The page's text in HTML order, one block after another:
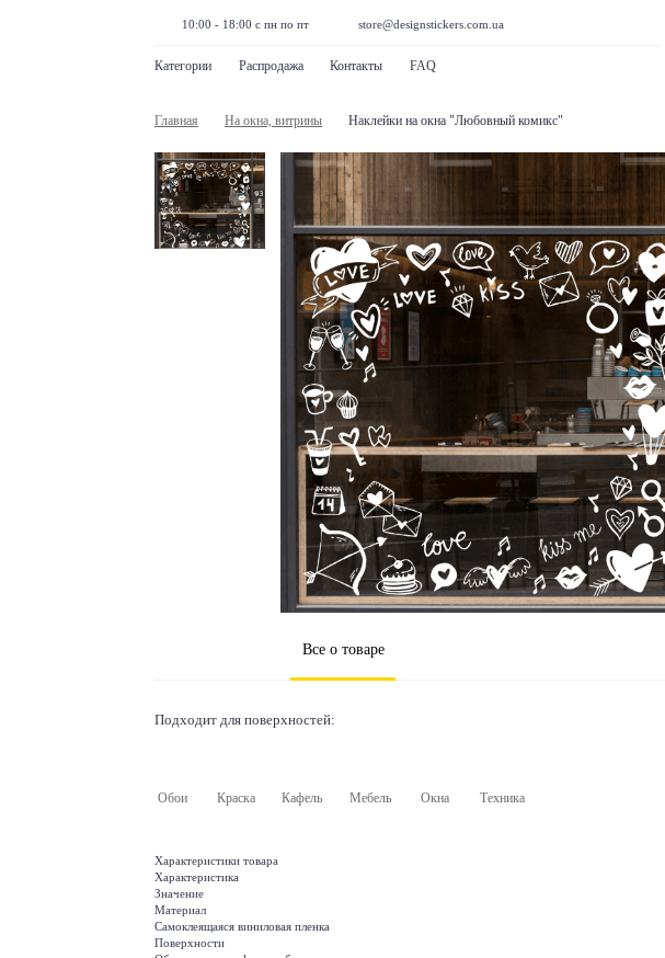
10:00 - 18:00 с пн по пт store@designstickers.com.ua
Категории Распродажа Контакты FAQ
Главная На окна, витрины Наклейки на окна "Любовный комикс"
Все о товаре
Подходит для поверхностей:
Обои Краска Кафель Мебель Окна Техника
Характеристики товара
Характеристика
Значение
Материал
Самоклеящаяся виниловая пленка
Поверхности